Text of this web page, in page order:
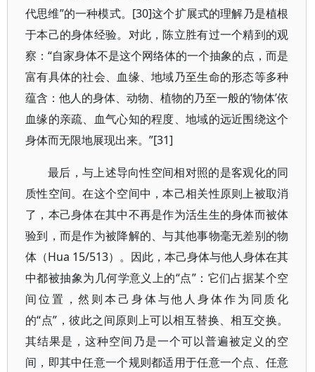
代思维”的一种模式。[30]这个扩展式的理解乃是植根
于本己的身体经验。对此，陈立胜有过一个精到的观
察：“自家身体不是这个网络体的一个抽象的点，而是
富有具体的社会、血缘、地域乃至生命的形态等多种
蕴含：他人的身体、动物、植物的乃至一般的‘物体’依
血缘的亲疏、血气心知的程度、地域的远近围绕这个
身体而无限地展现出来。”[31]
最后，与上述导向性空间相对照的是客观化的同
质性空间。在这个空间中，本己相关性原则上被取消
了，本己身体在其中不再是作为活生生的身体而被体
验到，而是作为被降解的、与其他事物毫无差别的物
体（Hua 15/513）。因此，本己身体与他人身体在其
中都被抽象为几何学意义上的“点”：它们占据某个空
间位置，然则本己身体与他人身体作为同质化
的“点”，彼此之间原则上可以相互替换、相互交换。
其结果是，这种空间乃是一个可以普遍被定义的空
间，即其中任意一个规则都适用于任意一个点、任意